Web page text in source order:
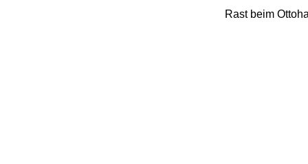
Rast beim